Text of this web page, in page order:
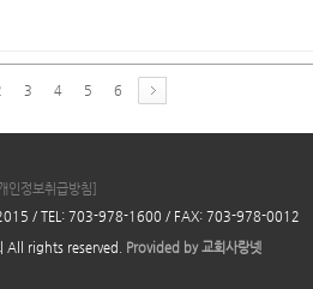
3 4 5 6
인정보취급방침]
/ TEL: 703-978-1600 / FAX: 703-978-0012
All rights reserved. Provided by 교회사랑넷